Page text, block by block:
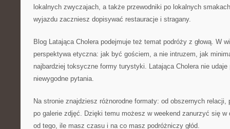
lokalnych zwyczajach, a także przewodniki po lokalnych
wyjazdu zaczniesz dopisywać restauracje i stragany.
Blog Latająca Cholera podejmuje też temat podróży z głową. W
perspektywa etyczna: jak być gościem, a nie intruzem, jak
najbardziej toksyczne formy turystyki. Latająca Cholera nie
niewygodne pytania.
Na stronie znajdziesz różnorodne formaty: od obszernych
po galerie zdjęć. Dzięki temu możesz w weekend zanurzyć się w
od tego, ile masz czasu i na co masz podróżniczy głód.